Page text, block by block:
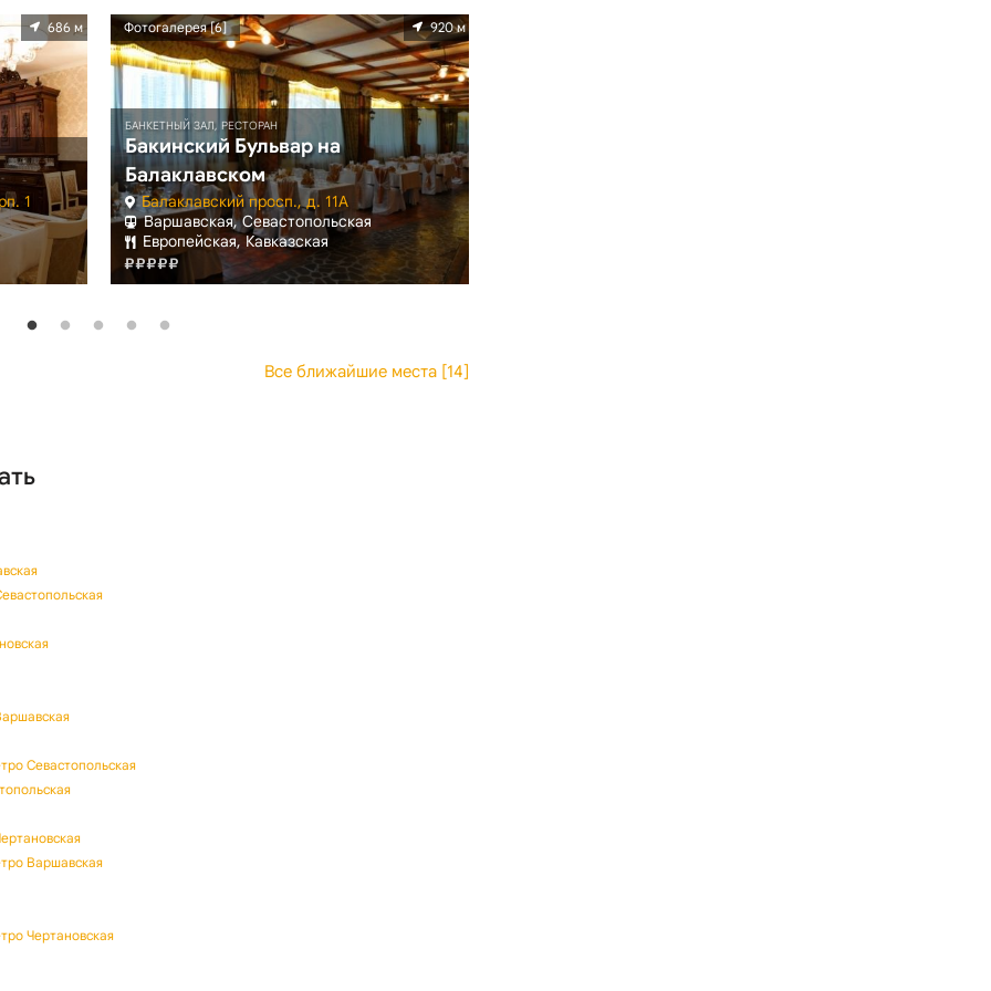
686 м
1
Фотогалерея [6] 920 м
БАНКЕТНЫЙ ЗАЛ, РЕСТОРАН
Бакинский Бульвар на
Балаклавском
Балаклавский просп., д. 11А
Варшавская, Севастопольская
Европейская, Кавказская
Все ближайшие места [14]
Севастопольская
Варшавская
Чертановская